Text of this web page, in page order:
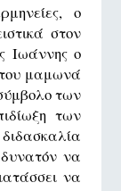
ο
στον
Ιωάννης ο
του μαμωνά
των
των
να
να